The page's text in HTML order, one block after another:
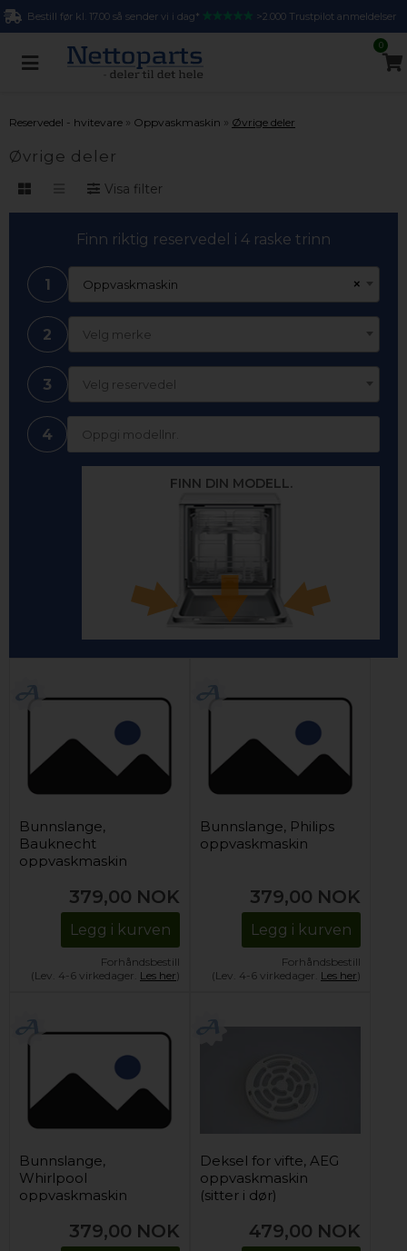
Bestill før kl. 17.00 så sender vi i dag* >2.000 Trustpilot anmeldelser
0
Reservedel - hvitevare » Oppvaskmaskin » Øvrige deler
Øvrige deler
Visa filter
Finn riktig reservedel i 4 raske trinn
1 ×
Oppvaskmaskin
2 Velg merke
3 Velg reservedel
4
FINN DIN MODELL.
Bunnslange,
Bauknecht
oppvaskmaskin
379,00 NOK
Legg i kurven
Forhåndsbestill
(Lev. 4-6 virkedager. Les her)
Bunnslange, Philips
oppvaskmaskin
379,00 NOK
Legg i kurven
Forhåndsbestill
(Lev. 4-6 virkedager. Les her)
Bunnslange,
Whirlpool
oppvaskmaskin
379,00 NOK
Deksel for vifte, AEG
oppvaskmaskin
(sitter i dør)
479,00 NOK